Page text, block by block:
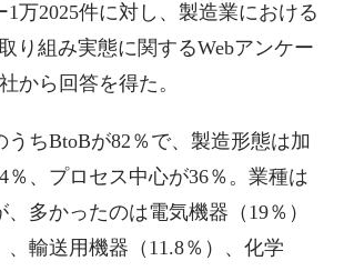
1万2025件に対し、製造業における
り組み実態に関するWebアンケー
から回答を得た。
うちBtoBが82％で、製造形態は加
％、プロセス中心が36％。業種は
多かったのは電気機器（19％）
、輸送用機器（11.8％）、化学